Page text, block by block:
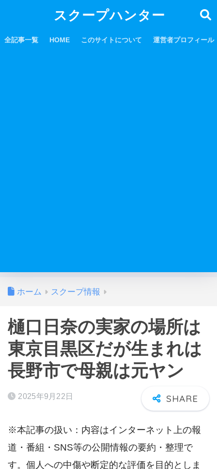
スクープハンター
全記事一覧 HOME このサイトについて 運営者プロフィール
ホーム スクープ情報
樋口日奈の実家の場所は
東京目黒区だが生まれは
長野市で母親は元ヤン
2025年9月22日
※本記事の扱い：内容はインターネット上の報
道・番組・SNS等の公開情報の要約・整理で
す。個人への中傷や断定的な評価を目的としま